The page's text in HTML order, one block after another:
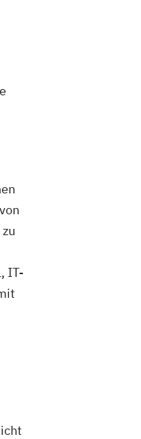
IT-